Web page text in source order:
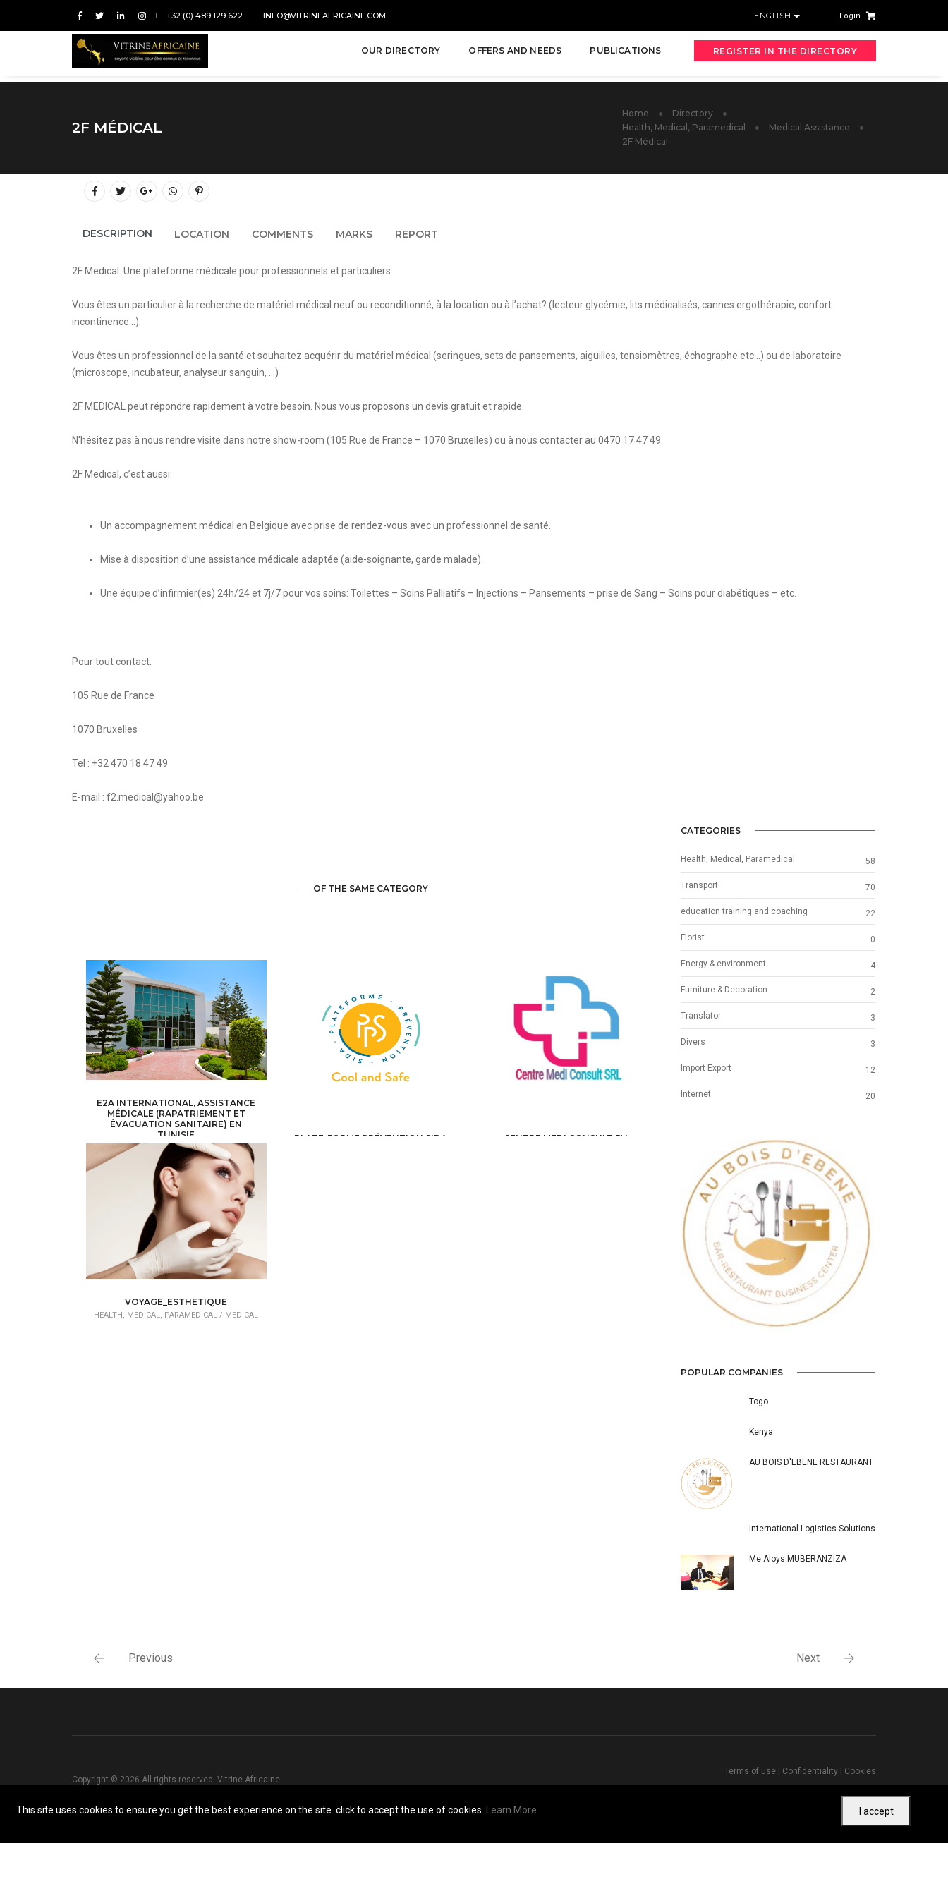
+32 (0) 489 129 622 INFO@VITRINEAFRICAINE.COM ENGLISH Login
OUR DIRECTORY OFFERS AND NEEDS PUBLICATIONS REGISTER IN THE DIRECTORY
2F MÉDICAL
Home
Directory
Health, Medical, Paramedical
Medical Assistance
2F Médical
DESCRIPTION LOCATION COMMENTS MARKS REPORT
2F Medical: Une plateforme médicale pour professionnels et particuliers
Vous êtes un particulier à la recherche de matériel médical neuf ou reconditionné, à la location ou à l’achat? (lecteur glycémie, lits médicalisés, cannes ergothérapie, confort
incontinence...).
Vous êtes un professionnel de la santé et souhaitez acquérir du matériel médical (seringues, sets de pansements, aiguilles, tensiomètres, échographe etc...) ou de laboratoire
(microscope, incubateur, analyseur sanguin, …)
2F MEDICAL peut répondre rapidement à votre besoin. Nous vous proposons un devis gratuit et rapide.
N'hésitez pas à nous rendre visite dans notre show-room (105 Rue de France – 1070 Bruxelles) ou à nous contacter au 0470 17 47 49.
2F Medical, c’est aussi:
Un accompagnement médical en Belgique avec prise de rendez-vous avec un professionnel de santé.
Mise à disposition d’une assistance médicale adaptée (aide-soignante, garde malade).
Une équipe d’infirmier(es) 24h/24 et 7j/7 pour vos soins: Toilettes – Soins Palliatifs – Injections – Pansements – prise de Sang – Soins pour diabétiques – etc.
Pour tout contact:
105 Rue de France
1070 Bruxelles
Tel : +32 470 18 47 49
E-mail : f2.medical@yahoo.be
OF THE SAME CATEGORY
E2A INTERNATIONAL, ASSISTANCE
MÉDICALE (RAPATRIEMENT ET
ÉVACUATION SANITAIRE) EN
TUNISIE
HEALTH, MEDICAL, PARAMEDICAL /MEDICAL
ASSISTANCE
PLATE-FORME PRÉVENTION SIDA
CENTRE MEDI CONSULT BV
VOYAGE_ESTHETIQUE
HEALTH, MEDICAL, PARAMEDICAL / MEDICAL
CATEGORIES
Health, Medical, Paramedical 58
Transport 70
education training and coaching 22
Florist 0
Energy & environment 4
Furniture & Decoration 2
Translator 3
Divers 3
Import Export 12
Internet 20
Previous Next
POPULAR COMPANIES
Togo
Kenya
AU BOIS D'EBENE RESTAURANT
International Logistics Solutions
Me Aloys MUBERANZIZA
Previous Next
This site uses cookies to ensure you get the best experience on the site. click to accept the use of cookies. Learn More I accept
Copyright © 2026 All rights reserved. Vitrine Africaine
Terms of use | Confidentiality | Cookies